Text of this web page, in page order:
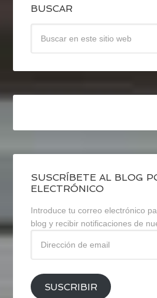
BUSCAR
SUSCRÍBETE AL BLOG
ELECTRÓNICO
Introduce tu correo electrónico
blog y recibir notificaciones de
email
SUSCRIBIR